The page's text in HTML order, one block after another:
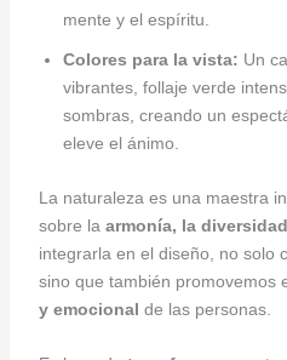
mente y el espíritu.
Colores para la vista: Un
vibrantes, follaje verde
sombras, creando un
eleve el ánimo.
La naturaleza es una maestra
sobre la armonía, la
integrarla en el diseño, no solo
sino que también promovemos
y emocional de las personas.